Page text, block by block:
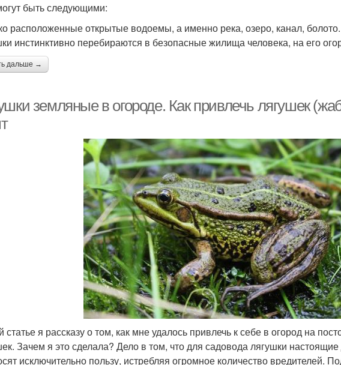
быть следующими:
расположенные открытые водоемы, а именно река, озеро, канал,
инстинктивно перебираются в безопасные жилища человека, на его
дальше →
земляные в огороде. Как привлечь лягушек
статье я рассказу о том, как мне удалось привлечь к себе в огород на
Зачем я это сделала? Дело в том, что для садовода лягушки
исключительно пользу, истребляя огромное количество вредителей.